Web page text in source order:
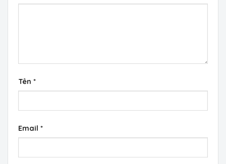
Tên *
Email *